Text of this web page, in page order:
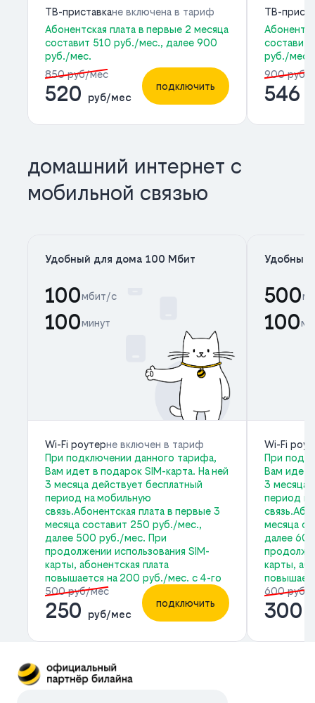
ТВ-приставкане включена в тариф
Абонентская плата в первые 2 месяца
составит 510 руб./мес., далее 900
руб./мес.
850 руб/мес
520 руб/мес
подключить
ТВ-
составит
руб./мес.
900 руб/
546
домашний интернет с
мобильной связью
Удобный для дома 100 Мбит
100мбит/с
100минут
Wi-Fi роутерне включен в тариф
При подключении данного тарифа,
Вам идет в подарок SIM-карта. На ней
3 месяца действует бесплатный
период на мобильную
связь.Абонентская плата в первые 3
месяца составит 250 руб./мес.,
далее 500 руб./мес. При
продолжении использования SIM-
карты, абонентская плата
повышается на 200 руб./мес. с 4-го
500 руб/мес
250 руб/мес
подключить
Удобный
500
100
Wi-Fi
При
Вам идет
3 месяца
период
месяца
далее
карты,
600 руб/
300